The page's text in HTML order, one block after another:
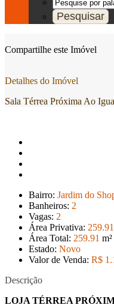
Compartilhe este Imóvel
Detalhes do Imóvel
Sala Térrea Próxima Ao
Bairro: Jardim do
Banheiros: 2
Vagas: 2
Área Privativa: 259.91
Área Total: 259.91 m²
Estado: Novo
Valor de Venda: R$
Descrição
LOJA TÉRREA